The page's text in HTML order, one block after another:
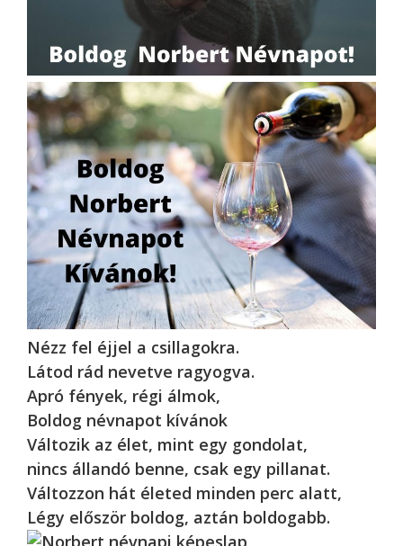
Nézz fel éjjel a csillagokra.
Látod rád nevetve ragyogva.
Apró fények, régi álmok,
Boldog névnapot kívánok
Változik az élet, mint egy gondolat,
nincs állandó benne, csak egy pillanat.
Változzon hát életed minden perc alatt,
Légy először boldog, aztán boldogabb.